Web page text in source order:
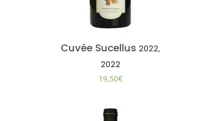
Cuvée Sucellus 2022,
2022
19,50€